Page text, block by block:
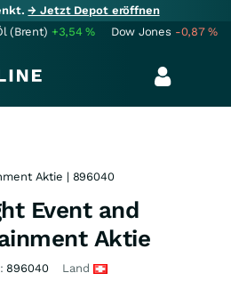
→ Jetzt Depot eröffnen
(Brent) +3,54% Dow Jones -0,87%
Aktie | 896040
Event and
Aktie
896040 Land